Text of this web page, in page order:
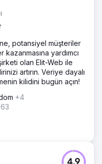
potansiyel müşteriler
yardımcı
olan Elit-Web ile
artırın. Veriye dayalı
kilidini bugün açın!
+4